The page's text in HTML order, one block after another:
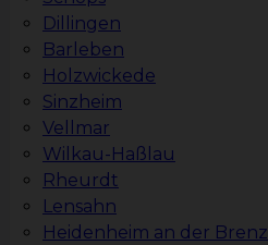
Dillingen
Barleben
Holzwickede
Sinzheim
Vellmar
Wilkau-Haßlau
Rheurdt
Lensahn
Heidenheim an der Brenz